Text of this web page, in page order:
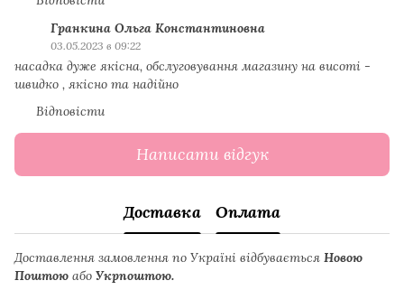
Гранкина Ольга Константиновна
03.05.2023 в 09:22
насадка дуже якісна, обслуговування магазину на висоті -
швидко , якісно та надійно
Відповісти
Написати відгук
Доставка Оплата
Доставлення замовлення по Україні відбувається Новою
Поштою або Укрпоштою.